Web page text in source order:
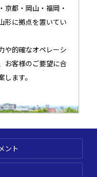
京都・岡山・福岡・
形に拠点を置いてい
や的確なオペレーシ
お客様のご要望に合
ます。
ント